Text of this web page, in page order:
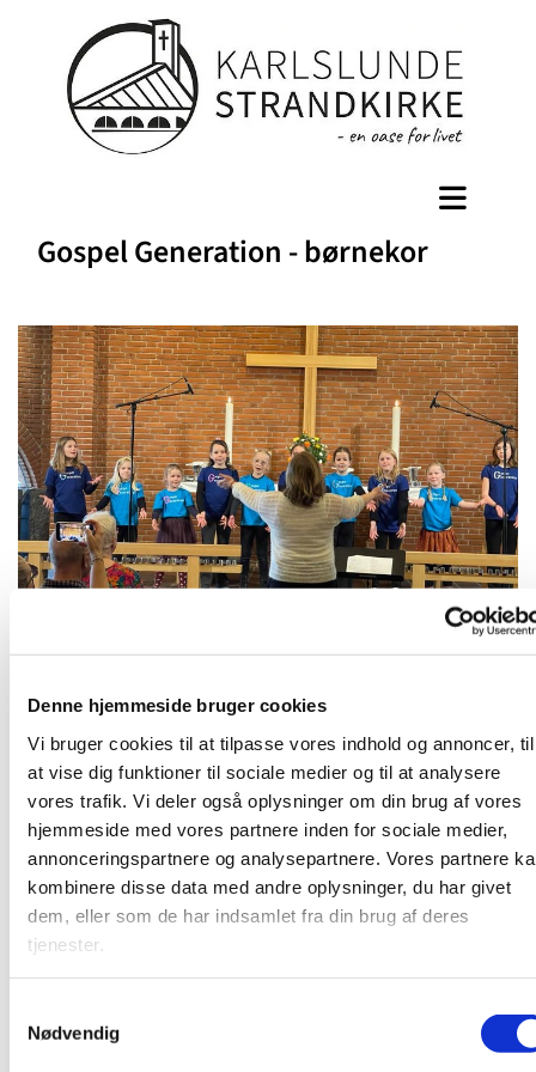
Denne hjemmeside bruger cookies
Vi bruger cookies til at tilpasse vores indhold og annoncer, til
at vise dig funktioner til sociale medier og til at analysere
vores trafik. Vi deler også oplysninger om din brug af vores
hjemmeside med vores partnere inden for sociale medier,
annonceringspartnere og analysepartnere. Vores partnere
kombinere disse data med andre oplysninger, du har givet
dem, eller som de har indsamlet fra din brug af deres
tjenester.
Nødvendig
Gospel Generation - børnekor
Mandag 7. september 2026, kl. 16:00
Børnegospelkor for børn i 0. - 2. klasse. Læs mere på
www.strandkirken.dk/gospel
Du vil måske også kunne lide...